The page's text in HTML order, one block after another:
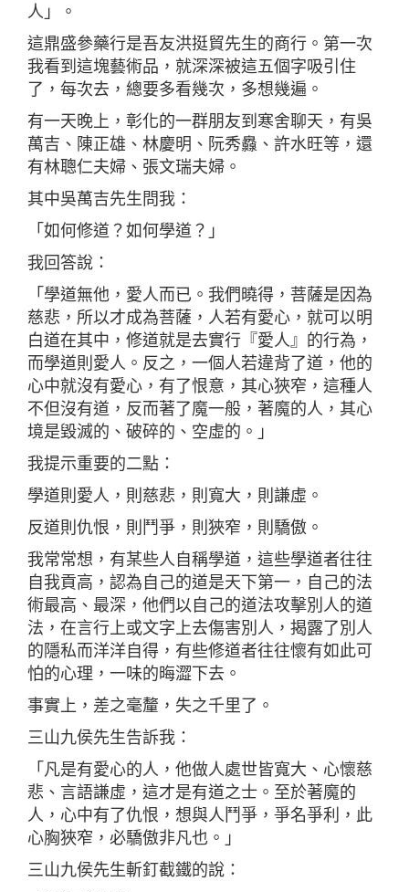
人」。
這鼎盛參藥行是吾友洪挺貿先生的商行。第一次
我看到這塊藝術品，就深深被這五個字吸引住
了，每次去，總要多看幾次，多想幾遍。
有一天晚上，彰化的一群朋友到寒舍聊天，有吳
萬吉、陳正雄、林慶明、阮秀灥、許水旺等，還
有林聰仁夫婦、張文瑞夫婦。
其中吳萬吉先生問我：
「如何修道？如何學道？」
我回答說：
「學道無他，愛人而已。我們曉得，菩薩是因為
慈悲，所以才成為菩薩，人若有愛心，就可以明
白道在其中，修道就是去實行『愛人』的行為，
而學道則愛人。反之，一個人若違背了道，他的
心中就沒有愛心，有了恨意，其心狹窄，這種人
不但沒有道，反而著了魔一般，著魔的人，其心
境是毀滅的、破碎的、空虛的。」
我提示重要的二點：
學道則愛人，則慈悲，則寬大，則謙虛。
反道則仇恨，則鬥爭，則狹窄，則驕傲。
我常常想，有某些人自稱學道，這些學道者往往
自我貢高，認為自己的道是天下第一，自己的法
術最高、最深，他們以自己的道法攻擊別人的道
法，在言行上或文字上去傷害別人，揭露了別人
的隱私而洋洋自得，有些修道者往往懷有如此可
怕的心理，一味的晦澀下去。
事實上，差之毫釐，失之千里了。
三山九侯先生告訴我：
「凡是有愛心的人，他做人處世皆寬大、心懷慈
悲、言語謙虛，這才是有道之士。至於著魔的
人，心中有了仇恨，想與人鬥爭，爭名爭利，此
心胸狹窄，必驕傲非凡也。」
三山九侯先生斬釘截鐵的說：